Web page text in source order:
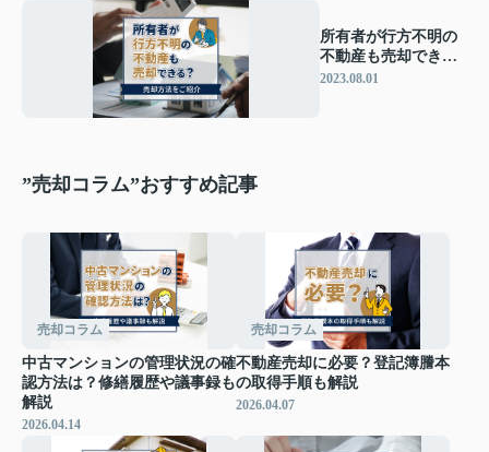
所有者が行方不明の
不動産も売却でき
る？売却方法をご紹
2023.08.01
”売却コラム”おすすめ記事
売却コラム
中古マンションの管理状況の確
認方法は？修繕履歴や議事録も
解説
2026.04.14
売却コラム
不動産売却に必要？登記簿謄本
の取得手順も解説
2026.04.07